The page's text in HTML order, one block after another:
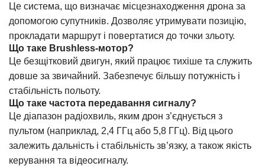
Це система, що визначає місцезнаходження дрона за
допомогою супутників. Дозволяє утримувати позицію,
прокладати маршрут і повертатися до точки зльоту.
Що таке Brushless-мотор?
Це безщітковий двигун, який працює тихіше та служить
довше за звичайний. Забезпечує більшу потужність і
стабільність польоту.
Що таке частота передавання сигналу?
Це діапазон радіохвиль, яким дрон з’єднується з
пультом (наприклад, 2,4 ГГц або 5,8 ГГц). Від цього
залежить дальність і стабільність зв’язку, а також якість
керування та відеосигналу.